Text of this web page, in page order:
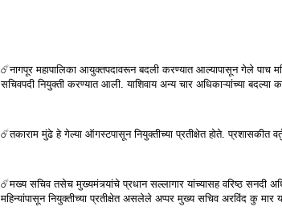
☄️नागपूर महापालिका आयुक्तपदावरून बदली करण्यात आल्यापासून गेले पाच
सचिवपदी नियुक्ती करण्यात आली. याशिवाय अन्य चार अधिकाऱ्यांच्या बदल्या
☄️तकाराम मुंढे हे गेल्या ऑगस्टपासून नियुक्तीच्या प्रतीक्षेत होते. प्रशासकीत
☄️मख्य सचिव तसेच मुख्यमंत्र्यांचे प्रधान सल्लागार यांच्यासह वरिष्ठ सनदी
महिन्यांपासून नियुक्तीच्या प्रतीक्षेत असलेले अप्पर मुख्य सचिव अरविंद कु मार